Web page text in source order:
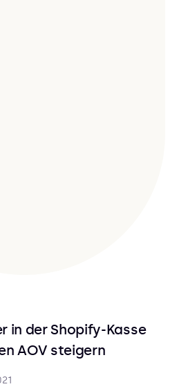
in der Shopify-Kasse
AOV steigern